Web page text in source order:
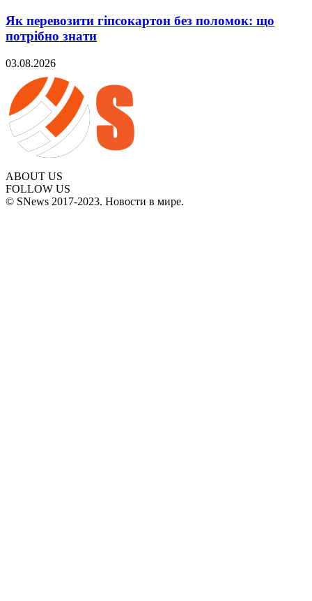
Як перевозити гіпсокартон без поломок: що
потрібно знати
03.08.2026
ABOUT US
FOLLOW US
© SNews 2017-2023. Новости в мире.